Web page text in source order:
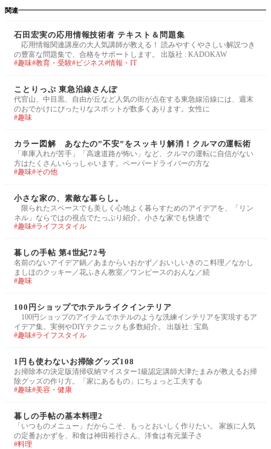
関連
石田宏実の応用情報技術者 テキスト＆問題集
応用情報関連講座の大人気講師が教える！ 読みやすくやさしい解説つき
の豊富な問題集で、合格をサポートします。 出版社 : KADOKAW
趣味 教育・受験 ビジネス 情報・IT
ことりっぷ 東急沿線さんぽ
代官山、中目黒、自由が丘など人気の街が点在する東急線沿線には、週末
のおでかけにぴったりなスポットが数多くあります。女性に
趣味
カラー図解 あなたの”不安”をスッキリ解消！クルマの運転術
「車庫入れが苦手」「高速道路が怖い」など、クルマの運転に自信がない
方はたくさんいらっしゃいます。ペーパードライバーの方な
趣味 その他
小さな家の、素敵な暮らし。
限られたスペースでも美しく心地よく暮らすためのアイデアを、「リン
ネル」ならではの視点でたっぷり紹介。小さな家でも快適で
趣味 ライフスタイル
暮しの手帖 第4世紀72号
名前のないアイデア鍋／あまからいおかず／おいしいきのこ料理／なかし
ましほのクッキー／花ふきん教室／ワンピースのおんな／続
趣味
100円ショップでホテルライクインテリア
100円ショップのアイテムでホテルのような洗練インテリアを実現するア
イデア集。実例やDIYテクニックも多数紹介。 出版社 : 宝島
趣味 ライフスタイル
1円も使わないお掃除グッズ108
お掃除本の決定版清掃収納マイスター1級認定講師大津たまみが教えるお掃
除グッズの作り方。「家にあるもの」にちょっと工夫する
趣味 美容・健康
暮しの手帖の基本料理2
「いつものメニュー」だからこそ、もっとおいしく作りたい。 家族に人気
の定番おかずを、和食は神田裕行さん、洋食は有元葉子さ
料理